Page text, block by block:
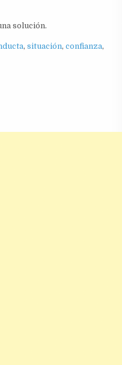
solución.
,situación,confianza,